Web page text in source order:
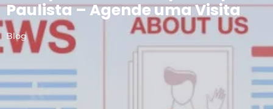
Paulista – Agende uma Visita
Blog